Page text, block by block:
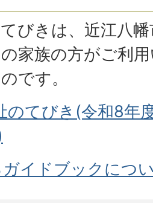
びきは、近江八
家族の方がご利
です。
のてびき(令和8年
イドブックにつ